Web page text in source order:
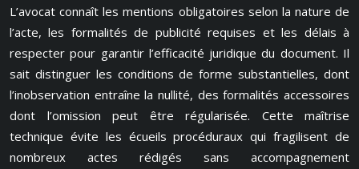
L’avocat connaît les mentions obligatoires selon la nature de
l’acte, les formalités de publicité requises et les délais à
respecter pour garantir l’efficacité juridique du document. Il
sait distinguer les conditions de forme substantielles, dont
l’inobservation entraîne la nullité, des formalités accessoires
dont l’omission peut être régularisée. Cette maîtrise
technique évite les écueils procéduraux qui fragilisent de
nombreux actes rédigés sans accompagnement